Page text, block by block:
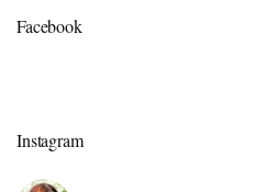
Facebook
Instagram